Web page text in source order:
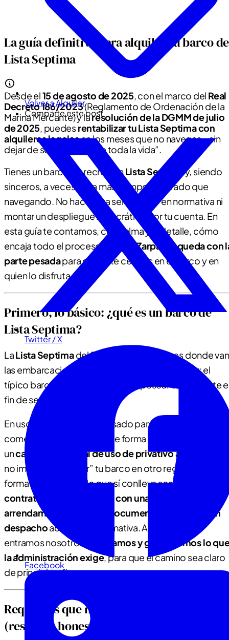
Volver a Alquiler
Comparte este post
Twitter / X
Facebook
La guía definitiva para alquilar tu barco de
Lista Septima
Desde el15 de agosto de 2025, con el marco del Real
Decreto 186/2023(Reglamento de Ordenación de la
Marina Mercante) y laresolución de la DGMM de julio
de 2025, puedesrentabilizar tu Lista Septima con
alquileres legalesen los meses que no navegas—sin
dejar de ser “tu barco de toda la vida”.
Tienes un barco de recreo enLista Septima y, siendo
sinceros, a veces pasa más tiempo amarrado que
navegando. No hace falta ser experto en normativa ni
montar un despliegue burocrático por tu cuenta. En
esta guía te contamos, con calma y al detalle, cómo
encaja todo el proceso y
cómo Zarpar se queda con
parte pesadapara que tú te centres en el barco y en
quien lo disfruta.
Primero, lo básico: ¿qué es un barco de
Lista Septima?
LaLista Septimadel Registro de Buques es donde van
las embarcaciones de recreo de
uso particular: el
típico barco familiar para pasear, pescar o escaparte
fin de semana.
En uso normal no está pensado para actividad
comercial. Para alquilarlo de forma regulada hace falta
uncambio temporal de uso de privativo a comercial
no implica “convertir” tu barco en otro registro de
forma permanente; lo que sí conlleva son
contrato de gestión naval con una empresa de
arrendamiento náutico, documentación al día y un
despachoacorde a la normativa. Ahí es donde
entramos nosotros:
te guiamos y gestionamos lo
la administración exige, para que el camino sea claro
de principio a fin.
Requisitos que marca la normativa
(resumen honesto)